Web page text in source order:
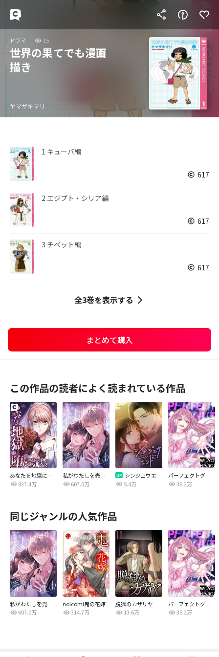
ドラマ 15
世界の果てでも漫画
描き
ヤマザキマリ
1 キューバ編
617
2 エジプト・シリア編
617
3 チベット編
617
全3巻を表示する
まとめて購入
この作品の読者によく読まれている作品
あなたを地獄に堕とすまで
837.4万
私がわたしを売る理由
607.0万
シンジュウエンド【タテヨミ】
5.4万
パーフェクトグリッター
35.2万
同じジャンルの人気作品
私がわたしを売る理由
607.0万
noicomi鬼の花嫁
314.7万
脱獄のカザリヤ
13.6万
パーフェクトグリッター
35.2万